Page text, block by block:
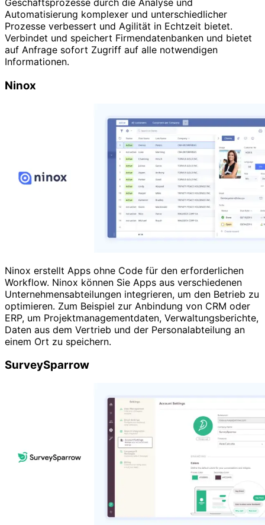
Geschäftsprozesse durch die Analyse und
Automatisierung komplexer und unterschiedlicher
Prozesse verbessert und Agilität in Echtzeit bietet.
Verbindet und speichert Firmendatenbanken und bietet
auf Anfrage sofort Zugriff auf alle notwendigen
Informationen.
Ninox
Ninox erstellt Apps ohne Code für den erforderlichen
Workflow. Ninox können Sie Apps aus verschiedenen
Unternehmensabteilungen integrieren, um den Betrieb zu
optimieren. Zum Beispiel zur Anbindung von CRM oder
ERP, um Projektmanagementdaten, Verwaltungsberichte,
Daten aus dem Vertrieb und der Personalabteilung an
einem Ort zu speichern.
SurveySparrow